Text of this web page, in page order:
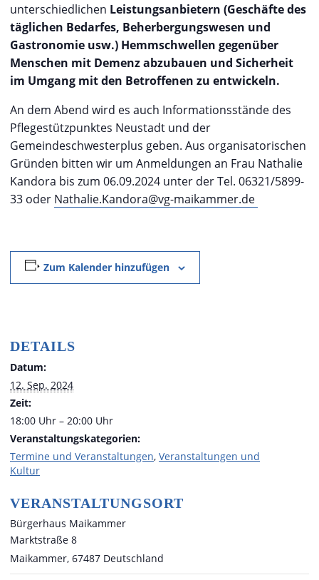
unterschiedlichen Leistungsanbietern (Geschäfte des
täglichen Bedarfes, Beherbergungswesen und
Gastronomie usw.) Hemmschwellen gegenüber
Menschen mit Demenz abzubauen und Sicherheit
im Umgang mit den Betroffenen zu entwickeln.
An dem Abend wird es auch Informationsstände des
Pflegestützpunktes Neustadt und der
Gemeindeschwesterplus geben. Aus organisatorischen
Gründen bitten wir um Anmeldungen an Frau Nathalie
Kandora bis zum 06.09.2024 unter der Tel. 06321/5899-
33 oder Nathalie.Kandora@vg-maikammer.de
Zum Kalender hinzufügen
DETAILS
Datum:
12. Sep. 2024
Zeit:
18:00 Uhr – 20:00 Uhr
Veranstaltungskategorien:
Termine und Veranstaltungen, Veranstaltungen und
Kultur
VERANSTALTUNGSORT
Bürgerhaus Maikammer
Marktstraße 8
Maikammer, 67487 Deutschland